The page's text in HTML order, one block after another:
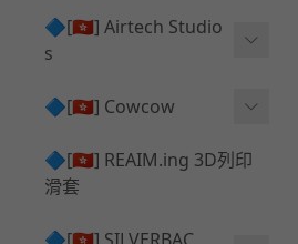
🔷[🇭🇰] Airtech Studio
s
VFC
G＆G
Krytac
KWA
🔷[🇭🇰] Cowcow
TM Glock 系列
Action Army AAP01 系列
🔷[🇭🇰] REAIM.ing 3D列印
滑套